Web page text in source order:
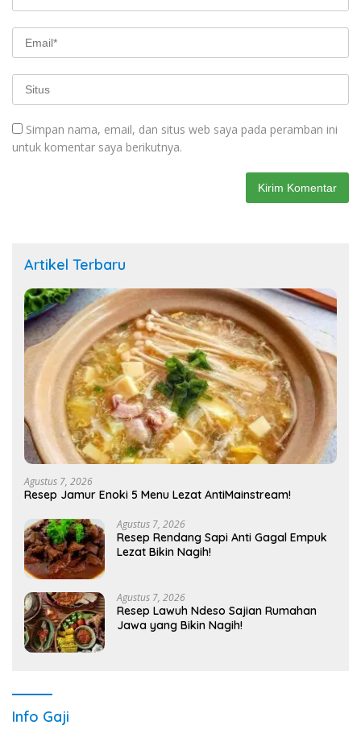
Simpan nama, email, dan situs web saya pada peramban ini
untuk komentar saya berikutnya.
Artikel Terbaru
Agustus 7, 2026
Resep Jamur Enoki 5 Menu Lezat AntiMainstream!
Agustus 7, 2026
Resep Rendang Sapi Anti Gagal Empuk
Lezat Bikin Nagih!
Agustus 7, 2026
Resep Lawuh Ndeso Sajian Rumahan
Jawa yang Bikin Nagih!
Info Gaji